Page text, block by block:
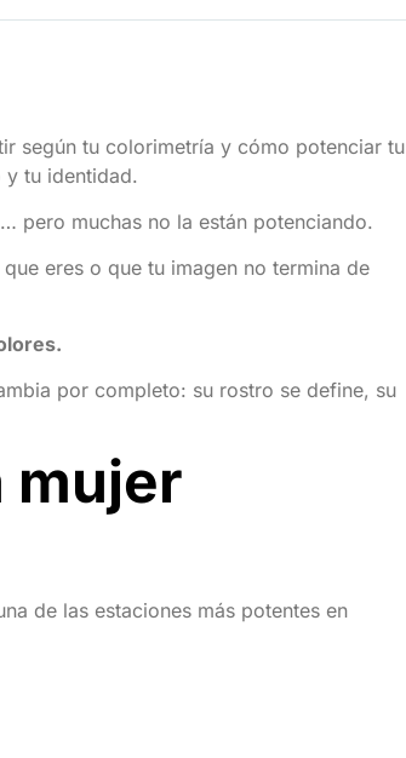
según tu colorimetría y cómo potenciar tu
y tu identidad.
pero muchas no la están potenciando.
eres o que tu imagen no termina de
por completo: su rostro se define, su
mujer
de las estaciones más potentes en